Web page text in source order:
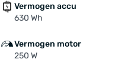
Vermogen accu
630 Wh
Vermogen motor
250 W